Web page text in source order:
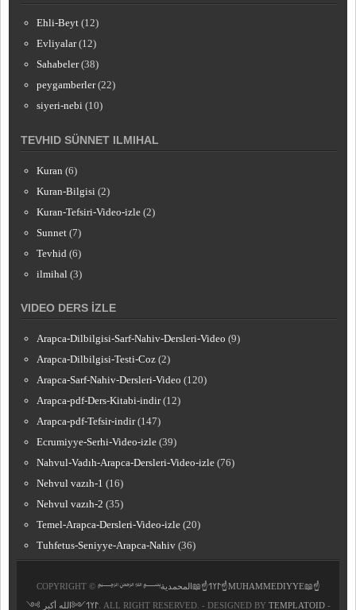
Ehli-Beyt (12)
Evliyalar (12)
Sahabeler (38)
peygamberler (22)
siyeri-nebi (10)
TEVHID SÜNNET ILMIHAL
Kuran (6)
Kuran-Bilgisi (2)
Kuran-Tefsiri-Video-izle (2)
Sunnet (7)
Tevhid (6)
ilmihal (3)
VIDEO DERS İZLE
Arapca-Dilbilgisi-Sarf-Nahiv-Dersleri-Video (9)
Arapca-Dilbilgisi-Testi-Coz (2)
Arapca-Sarf-Nahiv-Dersleri-Video (120)
Arapca-pdf-Ders-Kitabi-indir (12)
Arapca-pdf-Tefsir-indir (147)
Ecrumiyye-Serhi-Video-izle (39)
Nahvul-Vadıh-Arapca-Dersleri-Video-izle (76)
Nehvul vazıh-1 (16)
Nehvul vazıh-2 (35)
Temel-Arapca-Dersleri-Video-izle (20)
Tuhfetus-Seniyye-Arapca-Nahiv (36)
COPYRIGHT © ﷽𐰃𐰠𐰯☝📖المحمدية☝MUHAMMEDIYYE📖☝
𐰃𐰠𐰯༺الله أكبر ༻. ALL RIGHT RESERVED. - DESIGNED BY TEMPLATOID-